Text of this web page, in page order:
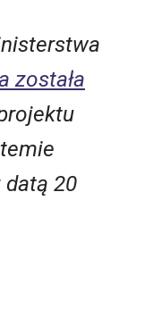
została
datą 20